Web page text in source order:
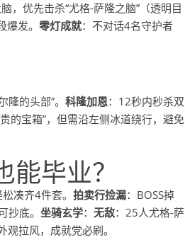
，优先击杀“尤格-萨隆之脑”（透明目
发。 零灯成就：不对话4名守护者
的头部”。 科隆加恩：12秒内秒杀双
的宝箱”，但需沿左侧冰道绕行，避免
毕业？
凑齐4件套。 拍卖行捡漏：BOSS掉
抄底。 坐骑玄学： 无敌：25人尤格-萨
观拉风，成就党必刷。